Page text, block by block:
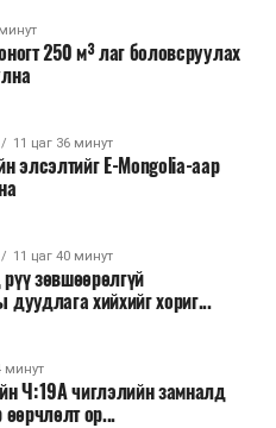
юм.
оны хавар худалдаанд
онцгойлон анхаарч
болгожээ.
бүртгэснээр мах
ил тод болно. Мөн
бусаар ашиглах
нэмэгдүүлэх,
гэж үзжээ.
махаа шууд худалдан авах,
бүтээгдэхүүнээ
250 м³ лаг боловсруулах
11 цаг 36 минут
элсэлтийг E-Mongolia-аар
11 цаг 40 минут
зөвшөөрөлгүй
дуудлага хийхийг хориг...
минут
Ч:19А чиглэлийн замналд
өөрчлөлт ор...